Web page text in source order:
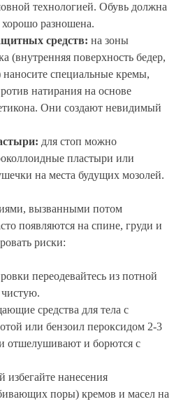
технологией. Обувь должна
разношена.
средств: на зоны
(внутренняя поверхность бедер,
специальные кремы,
натирания на основе
Они создают невидимый
для стоп можно
пластыри или
на места будущих мозолей.
вызванными потом
появляются на спине, груди и
риски:
переодевайтесь из потной
средства для тела с
или бензоил пероксидом 2-3
отшелушивают и борются с
избегайте нанесения
поры) кремов и масел на